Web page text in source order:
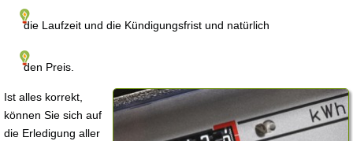
die Laufzeit und die Kündigungsfrist und natürlich
den Preis.
Ist alles korrekt,
können Sie sich auf
die Erledigung aller